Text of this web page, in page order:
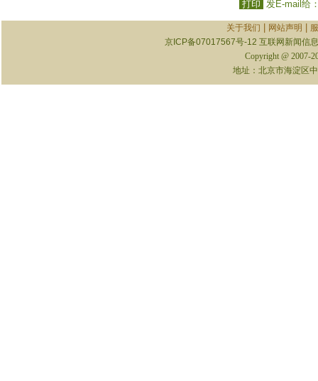
打印 发E-mail给
关于我们 网站声明
京ICP备07017567号-12 互联网新闻信
Copyright @ 2007-
地址：北京市海淀区